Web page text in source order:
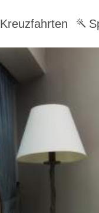
Kreuzfahrten